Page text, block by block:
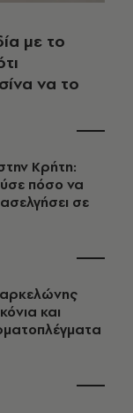
με το
να το
Κρήτη:
πόσο να
σε
και